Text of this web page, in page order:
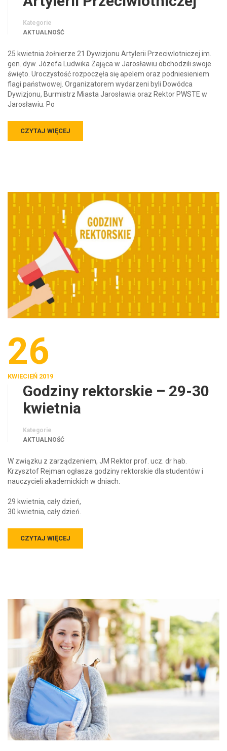
Kategorie
AKTUALNOŚĆ
25 kwietnia żołnierze 21 Dywizjonu Artylerii Przeciwlotniczej im.
gen. dyw. Józefa Ludwika Zająca w Jarosławiu obchodzili swoje
święto. Uroczystość rozpoczęła się apelem oraz podniesieniem
flagi państwowej. Organizatorem wydarzeni byli Dowódca
Dywizjonu, Burmistrz Miasta Jarosławia oraz Rektor PWSTE w
Jarosławiu. Po
CZYTAJ WIĘCEJ
26
KWIECIEŃ 2019
Godziny rektorskie – 29-30
kwietnia
Kategorie
AKTUALNOŚĆ
W związku z zarządzeniem, JM Rektor prof. ucz. dr hab.
Krzysztof Rejman ogłasza godziny rektorskie dla studentów i
nauczycieli akademickich w dniach:
29 kwietnia, cały dzień,
30 kwietnia, cały dzień.
CZYTAJ WIĘCEJ